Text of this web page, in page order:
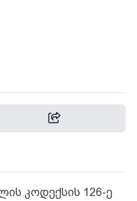
კოდექსის 126-ე